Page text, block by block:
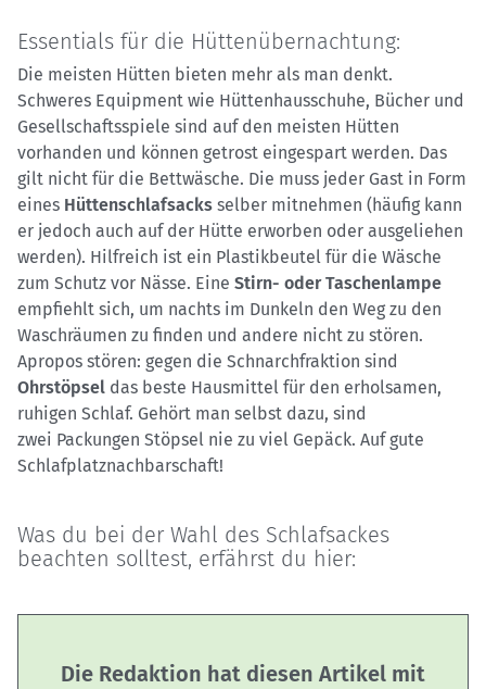
Essentials für die Hüttenübernachtung:
Die meisten Hütten bieten mehr als man denkt.
Schweres Equipment wie Hüttenhausschuhe, Bücher und
Gesellschaftsspiele sind auf den meisten Hütten
vorhanden und können getrost eingespart werden. Das
gilt nicht für die Bettwäsche. Die muss jeder Gast in Form
eines Hüttenschlafsacks selber mitnehmen (häufig kann
er jedoch auch auf der Hütte erworben oder ausgeliehen
werden). Hilfreich ist ein Plastikbeutel für die Wäsche
zum Schutz vor Nässe. Eine Stirn- oder Taschenlampe
empfiehlt sich, um nachts im Dunkeln den Weg zu den
Waschräumen zu finden und andere nicht zu stören.
Apropos stören: gegen die Schnarchfraktion sind
Ohrstöpsel das beste Hausmittel für den erholsamen,
ruhigen Schlaf. Gehört man selbst dazu, sind
zwei Packungen Stöpsel nie zu viel Gepäck. Auf gute
Schlafplatznachbarschaft!
Was du bei der Wahl des Schlafsackes
beachten solltest, erfährst du hier:
Die Redaktion hat diesen Artikel mit